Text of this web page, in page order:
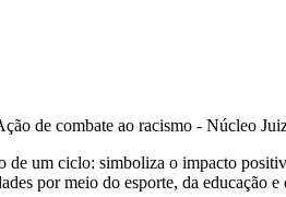
de combate ao racismo - Núcleo
de um ciclo: simboliza o impacto
por meio do esporte, da educação e